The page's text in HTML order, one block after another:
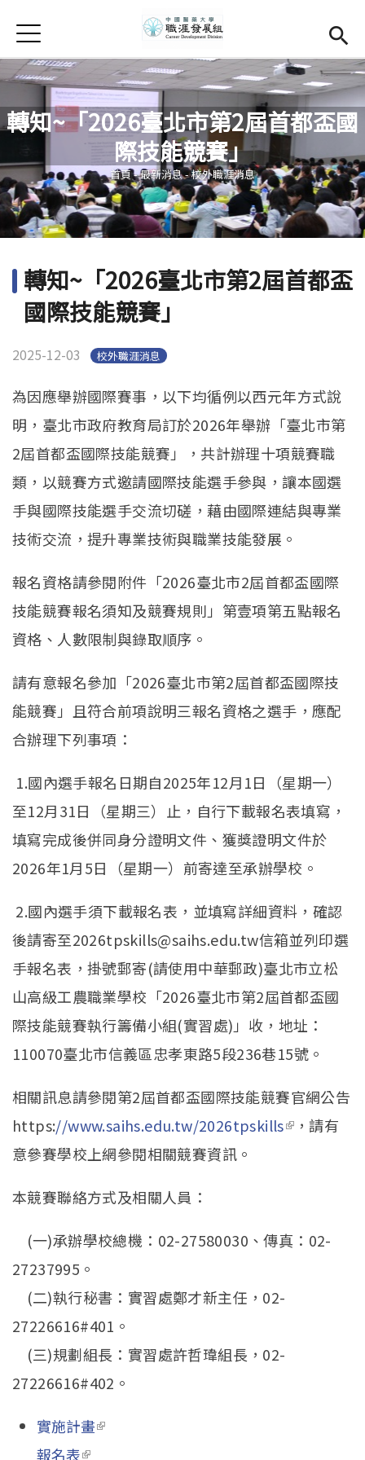
首頁
學務處首頁(link is external)
Open submenu (關於我們)
關於我們
Open submenu (職涯輔導)
職涯輔導
Open submenu (就業調查)
就業調查
活動集錦
相關連結
Jump to Navigation
Jump to Main content
轉知~「2026臺北市第2屆首都盃國
際技能競賽」
您在這裡
首頁-最新消息-校外職涯消息
轉知~「2026臺北市第2屆首都盃
國際技能競賽」
2025-12-03 校外職涯消息
為因應舉辦國際賽事，以下均循例以西元年方式說
明，臺北市政府教育局訂於2026年舉辦「臺北市第
2屆首都盃國際技能競賽」，共計辦理十項競賽職
類，以競賽方式邀請國際技能選手參與，讓本國選
手與國際技能選手交流切磋，藉由國際連結與專業
技術交流，提升專業技術與職業技能發展。
報名資格請參閱附件「2026臺北市2屆首都盃國際
技能競賽報名須知及競賽規則」第壹項第五點報名
資格、人數限制與錄取順序。
請有意報名參加「2026臺北市第2屆首都盃國際技
能競賽」且符合前項說明三報名資格之選手，應配
合辦理下列事項：
1.國內選手報名日期自2025年12月1日（星期一）
至12月31日（星期三）止，自行下載報名表填寫，
填寫完成後併同身分證明文件、獲獎證明文件於
2026年1月5日（星期一）前寄達至承辦學校。
2.國內選手須下載報名表，並填寫詳細資料，確認
後請寄至2026tpskills@saihs.edu.tw信箱並列印選
手報名表，掛號郵寄(請使用中華郵政)臺北市立松
山高級工農職業學校「2026臺北市第2屆首都盃國
際技能競賽執行籌備小組(實習處)」收，地址：
110070臺北市信義區忠孝東路5段236巷15號。
相關訊息請參閱第2屆首都盃國際技能競賽官網公告
https://www.saihs.edu.tw/2026tpskills(link is
，請有
意參賽學校上網參閱相關競賽資訊。
本競賽聯絡方式及相關人員：
(一)承辦學校總機：02-27580030、傳真：02-
27237995。
(二)執行秘書：實習處鄭才新主任，02-
27226616#401。
(三)規劃組長：實習處許哲瑋組長，02-
27226616#402。
實施計畫(link is external)
報名表(link is external)